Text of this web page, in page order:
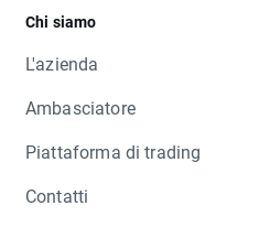
Chi siamo
L'azienda
Ambasciatore
Piattaforma di trading
Contatti